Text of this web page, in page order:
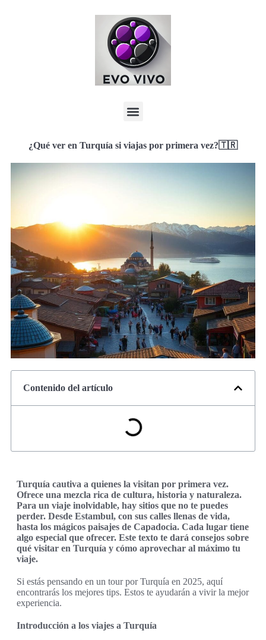
¿Qué ver en Turquía si viajas por primera vez?🇹🇷
Contenido del artículo
Turquía cautiva a quienes la visitan por primera vez.
Ofrece una mezcla rica de cultura, historia y naturaleza.
Para un viaje inolvidable, hay sitios que no te puedes
perder. Desde Estambul, con sus calles llenas de vida,
hasta los mágicos paisajes de Capadocia. Cada lugar tiene
algo especial que ofrecer. Este texto te dará consejos sobre
qué visitar en Turquía y cómo aprovechar al máximo tu
viaje.
Si estás pensando en un tour por Turquía en 2025, aquí
encontrarás los mejores tips. Estos te ayudarán a vivir la mejor
experiencia.
Introducción a los viajes a Turquía